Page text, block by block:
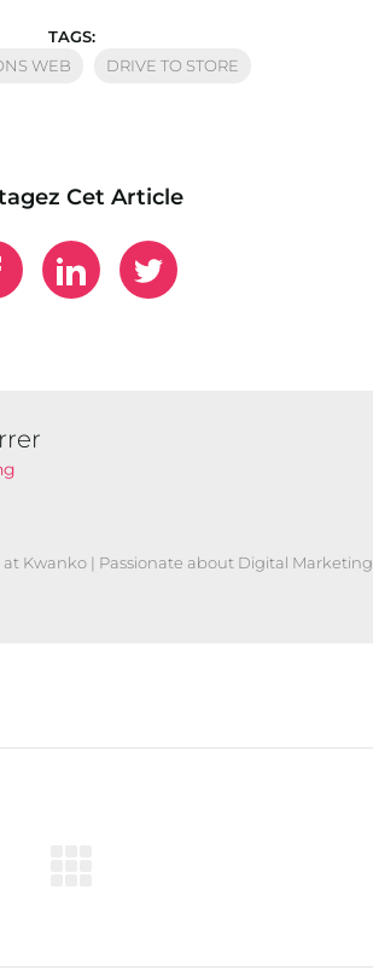
TAGS:
WEB
DRIVE TO STORE
Cet Article
Kwanko | Passionate about Digital Marketing